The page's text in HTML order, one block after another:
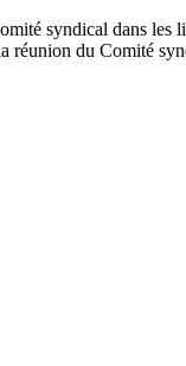
syndical dans les
réunion du Comité